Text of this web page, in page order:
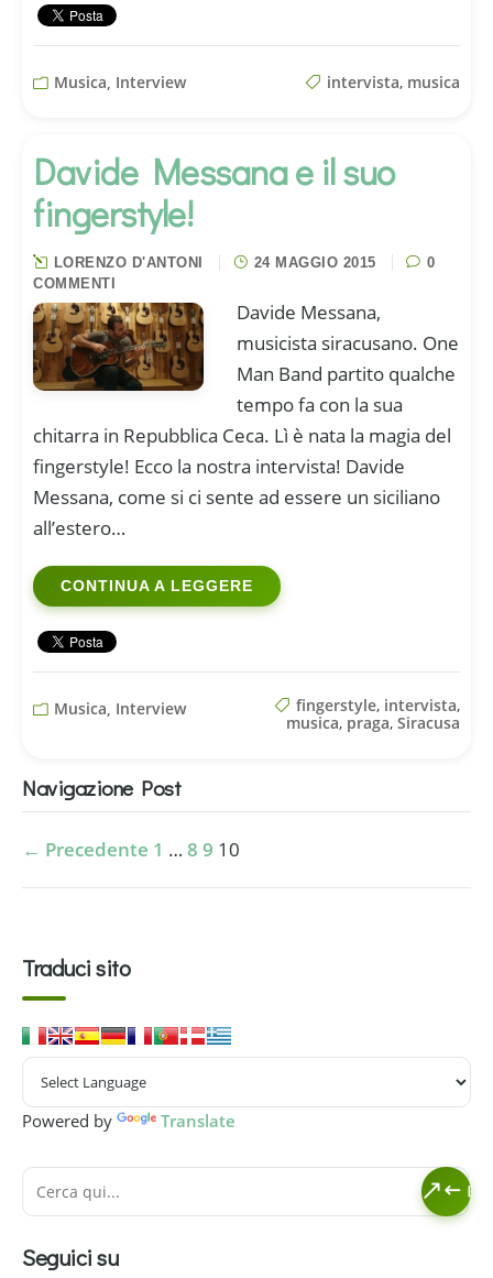
Musica, Interview intervista, musica
Davide Messana e il suo
fingerstyle!
LORENZO D'ANTONI 24 MAGGIO 2015
0
COMMENTI
Davide Messana,
musicista siracusano. One
Man Band partito qualche
tempo fa con la sua
chitarra in Repubblica Ceca. Lì è nata la magia del
fingerstyle! Ecco la nostra intervista! Davide
Messana, come si ci sente ad essere un siciliano
all’estero…
CONTINUA A LEGGERE
Musica, Interview fingerstyle, intervista,
musica, praga, Siracusa
Navigazione Post
← Precedente 1 … 8 9 10
Traduci sito
Powered by Translate
Seguici su